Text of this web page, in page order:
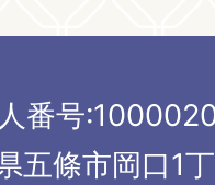
人番号
五條市岡口1